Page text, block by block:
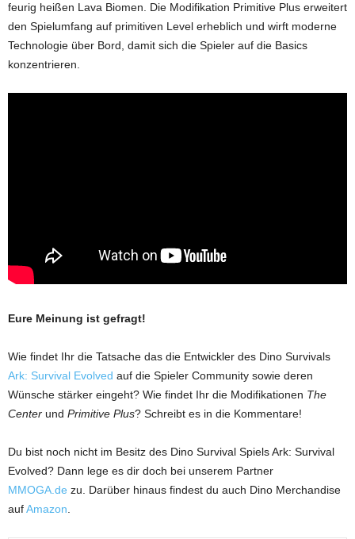
feurig heißen Lava Biomen. Die Modifikation Primitive Plus erweitert
den Spielumfang auf primitiven Level erheblich und wirft moderne
Technologie über Bord, damit sich die Spieler auf die Basics
konzentrieren.
Eure Meinung ist gefragt!
Wie findet Ihr die Tatsache das die Entwickler des Dino Survivals
Ark: Survival Evolved auf die Spieler Community sowie deren
Wünsche stärker eingeht? Wie findet Ihr die Modifikationen The
Center und Primitive Plus? Schreibt es in die Kommentare!
Du bist noch nicht im Besitz des Dino Survival Spiels Ark: Survival
Evolved? Dann lege es dir doch bei unserem Partner
MMOGA.de zu. Darüber hinaus findest du auch Dino Merchandise
aufAmazon